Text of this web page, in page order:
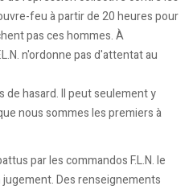
feu à partir de 20 heures pour
pas ces hommes. À
n'ordonne pas d'attentat au
de hasard. Il peut seulement y
nous sommes les premiers à
par les commandos F.L.N. le
Des renseignements